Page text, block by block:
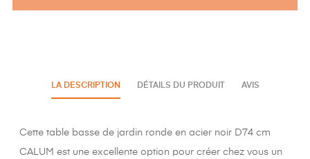
LA DESCRIPTION DÉTAILS DU PRODUIT AVIS
Cette table basse de jardin ronde en acier noir D74 cm
CALUM est une excellente option pour créer chez vous un